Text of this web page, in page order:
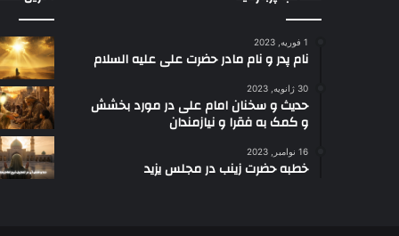
1 فوریه, 2023
نام پدر و نام مادر حضرت علی علیه السلام
30 ژانویه, 2023
حدیث و سخنان امام علی در مورد بخشش
و کمک به فقرا و نیازمندان
16 نوامبر, 2023
خطبه حضرت زینب در مجلس یزید